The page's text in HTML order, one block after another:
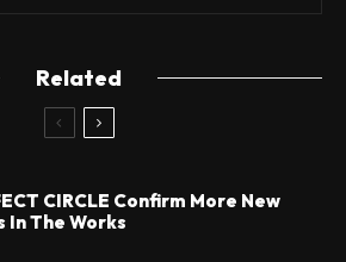
Related
CIRCLE Confirm More New
In The Works